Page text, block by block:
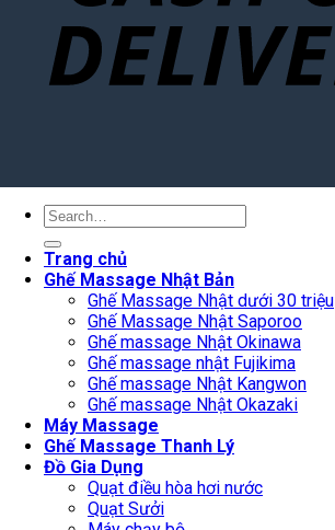
Search
Trang chủ
Ghế Massage Nhật Bản
Ghế Massage Nhật dưới 30 triệu
Ghế Massage Nhật Saporoo
Ghế massage Nhật Okinawa
Ghế massage nhật Fujikima
Ghế massage Nhật Kangwon
Ghế massage Nhật Okazaki
Máy Massage
Ghế Massage Thanh Lý
Đồ Gia Dụng
Quạt điều hòa hơi nước
Quạt Sưởi